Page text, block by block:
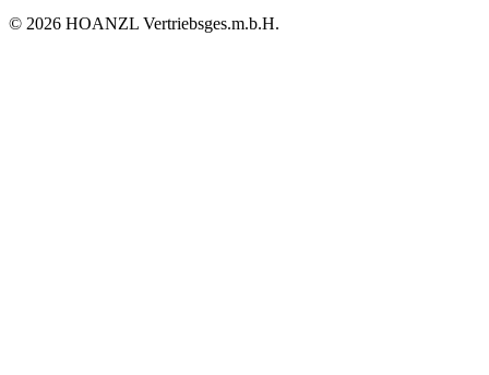
© 2026 HOANZL Vertriebsges.m.b.H.